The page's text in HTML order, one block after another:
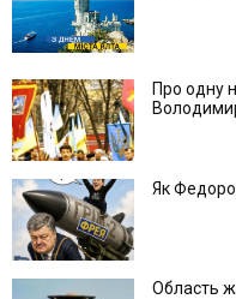
Про одну
Як
Область